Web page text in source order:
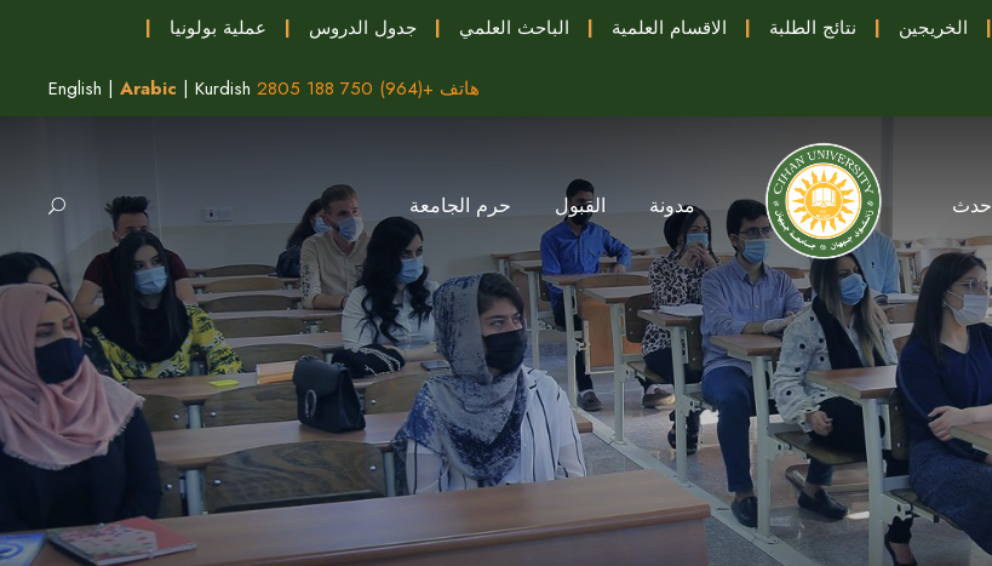
| الخريجين | نتائج الطلبة | الاقسام العلمية | الباحث العلمي | جدول الدروس | عملية بولونيا
|
هاتف +(964) 750 188 2805
English | Arabic | Kurdish
حدث مدونة القبول حرم الجامعة